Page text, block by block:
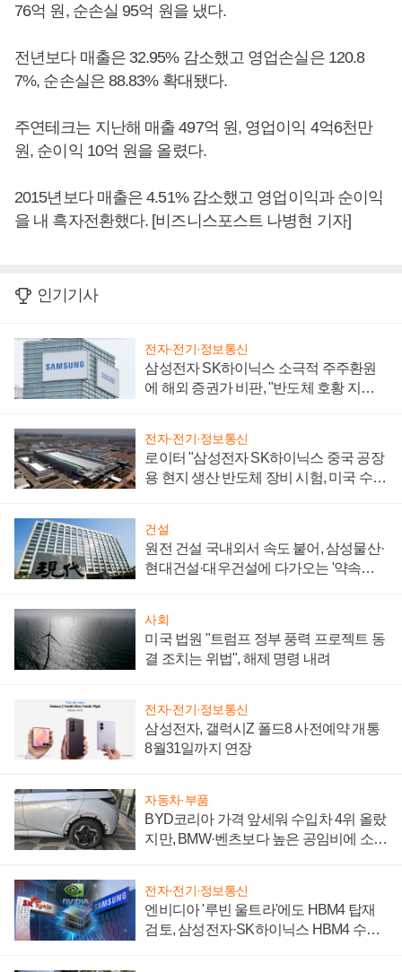
76억 원, 순손실 95억 원을 냈다.
전년보다 매출은 32.95% 감소했고 영업손실은 120.8
7%, 순손실은 88.83% 확대됐다.
주연테크는 지난해 매출 497억 원, 영업이익 4억6천만
원, 순이익 10억 원을 올렸다.
2015년보다 매출은 4.51% 감소했고 영업이익과 순이익
을 내 흑자전환했다. [비즈니스포스트 나병현 기자]
인기기사
전자·전기·정보통신
삼성전자 SK하이닉스 소극적 주주환원
에 해외 증권가 비판, "반도체 호황 지속
전자·전기·정보통신
로이터 "삼성전자 SK하이닉스 중국 공장
용 현지 생산 반도체 장비 시험, 미국 수출
건설
원전 건설 국내외서 속도 붙어, 삼성물산·
현대건설·대우건설에 다가오는 '약속의
사회
미국 법원 "트럼프 정부 풍력 프로젝트 동
결 조치는 위법", 해제 명령 내려
전자·전기·정보통신
삼성전자, 갤럭시Z 폴드8 사전예약 개통
8월31일까지 연장
자동차·부품
BYD코리아 가격 앞세워 수입차 4위 올랐
지만, BMW·벤츠보다 높은 공임비에 소비
전자·전기·정보통신
엔비디아 '루빈 울트라'에도 HBM4 탑재
검토, 삼성전자·SK하이닉스 HBM4 수율